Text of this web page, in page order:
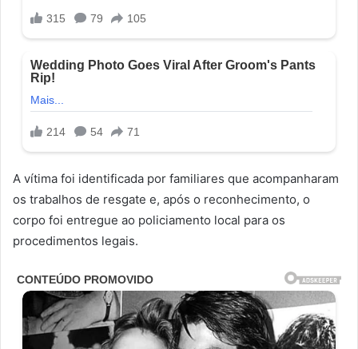
A vítima foi identificada por familiares que acompanharam
os trabalhos de resgate e, após o reconhecimento, o
corpo foi entregue ao policiamento local para os
procedimentos legais.